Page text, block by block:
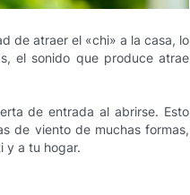
de atraer el «chi» a la casa, lo
el sonido que produce atrae
de entrada al abrirse. Esto
de viento de muchas formas,
y a tu hogar.